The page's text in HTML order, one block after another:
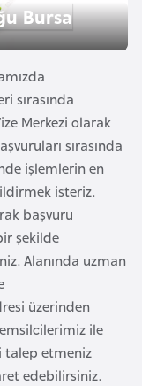
ş
i
Bursa
sırasında
Merkezi olarak
sırasında
işlemlerin en
isteriz.
başvuru
şekilde
Alanında uzman
üzerinden
ile
talep etmeniz
edebilirsiniz.